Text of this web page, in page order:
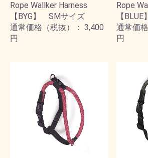
Rope Wallker Harness
【BYG】 SMサイズ
通常価格（税抜）： 3,400
円
Rope
【
通常価
円